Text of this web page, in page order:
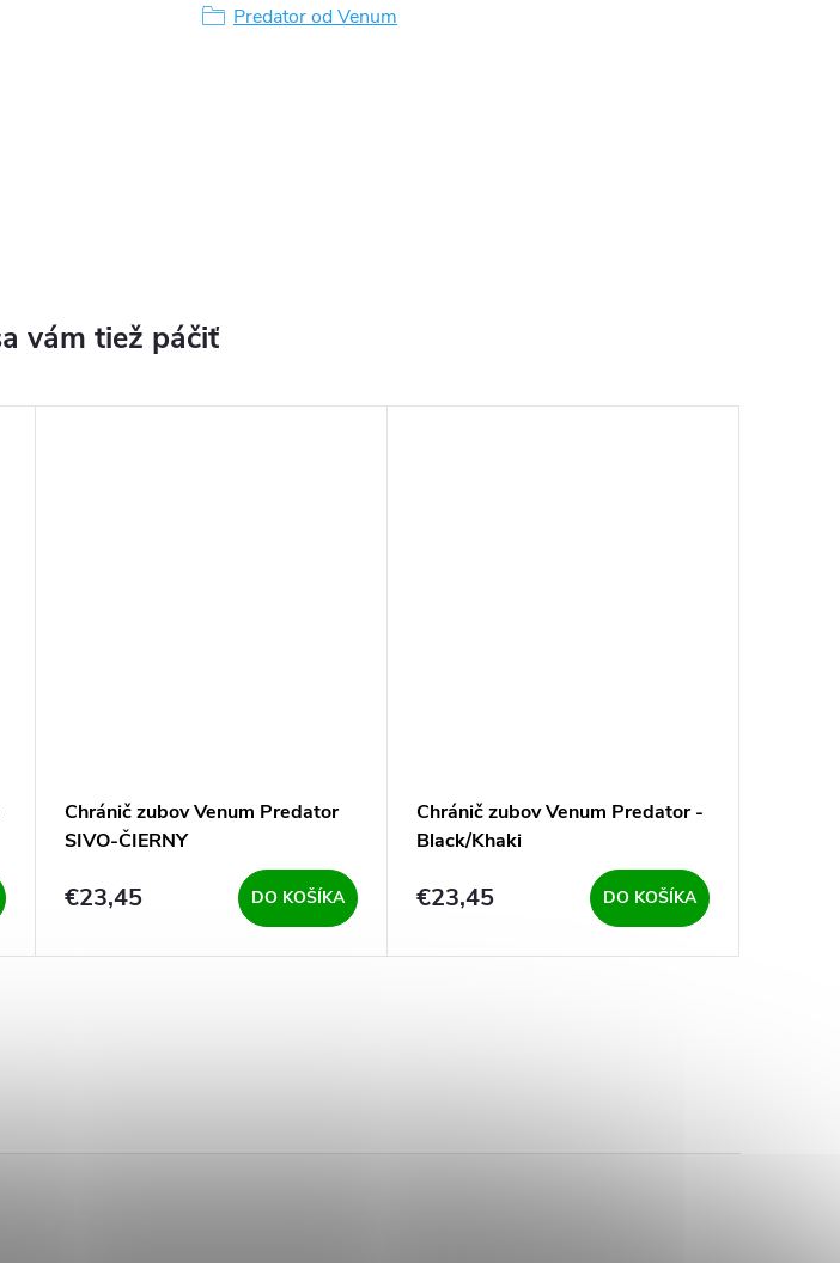
Predator od Venum
Chránič zubov Venum Predator
SIVO-ČIERNY
€23,45 DO KOŠÍKA
Chránič zubov Venum Predator -
Black/Khaki
€23,45 DO KOŠÍKA